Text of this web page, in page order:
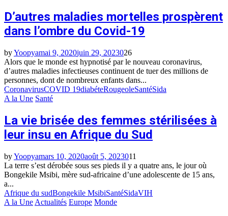
D’autres maladies mortelles prospèrent
dans l’ombre du Covid-19
byYoopyamai 9, 2020juin 29, 2023026
Alors que le monde est hypnotisé par le nouveau coronavirus,
d’autres maladies infectieuses continuent de tuer des millions de
personnes, dont de nombreux enfants dans...
CoronavirusCOVID 19diabéteRougeoleSantéSida
A la Une Santé
La vie brisée des femmes stérilisées à
leur insu en Afrique du Sud
byYoopyamars 10, 2020août 5, 2023011
La terre s’est dérobée sous ses pieds il y a quatre ans, le jour où
Bongekile Msibi, mère sud-africaine d’une adolescente de 15 ans,
a...
Afrique du sudBongekile MsibiSantéSidaVIH
A la Une Actualités Europe Monde